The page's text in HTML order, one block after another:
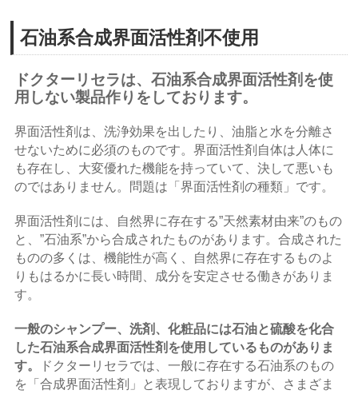
石油系合成界面活性剤不使用
ドクターリセラは、石油系合成界面活性剤を使
用しない製品作りをしております。
界面活性剤は、洗浄効果を出したり、油脂と水を分離さ
せないために必須のものです。界面活性剤自体は人体に
も存在し、大変優れた機能を持っていて、決して悪いも
のではありません。問題は「界面活性剤の種類」です。
界面活性剤には、自然界に存在する”天然素材由来”のもの
と、”石油系”から合成されたものがあります。合成された
ものの多くは、機能性が高く、自然界に存在するものよ
りもはるかに長い時間、成分を安定させる働きがありま
す。
一般のシャンプー、洗剤、化粧品には石油と硫酸を化合
した石油系合成界面活性剤を使用している ものがありま
す。
ドクターリセラでは、一般に存在する石油系のもの
を「合成界面活性剤」と表現しておりますが、さまざま